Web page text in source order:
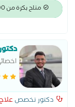
متاح بكرة من 3:00 مساءً
دكتور تخصص